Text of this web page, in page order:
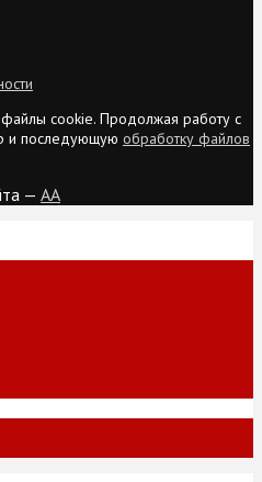
файлы cookie. Продолжая работу с
и последующую обработку файлов
— AA